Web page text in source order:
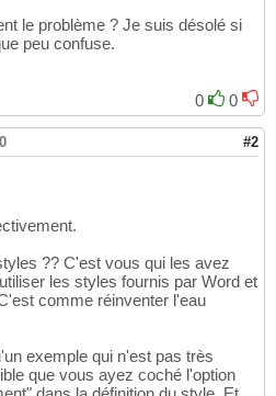
le problème ? Je suis désolé si
peu confuse.
0
0
#2
?? C'est vous qui les avez
les styles fournis par Word et
comme réinventer l'eau
exemple qui n'est pas très
que vous ayez coché l'option